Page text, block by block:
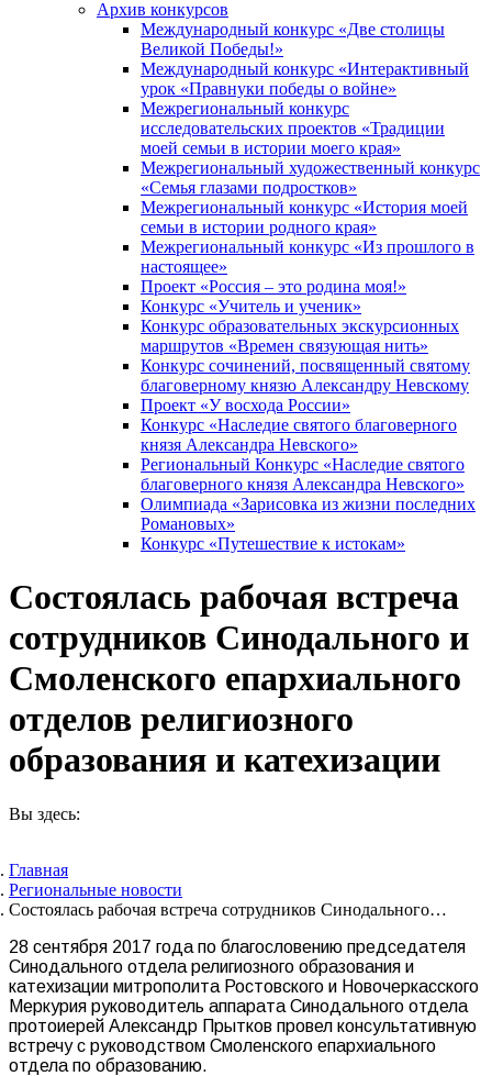
Архив конкурсов
Международный конкурс «Две столицы
Великой Победы!»
Международный конкурс «Интерактивный
урок «Правнуки победы о войне»
Межрегиональный конкурс
исследовательских проектов «Традиции
моей семьи в истории моего края»
Межрегиональный художественный конкурс
«Семья глазами подростков»
Межрегиональный конкурс «История моей
семьи в истории родного края»
Межрегиональный конкурс «Из прошлого в
настоящее»
Проект «Россия – это родина моя!»
Конкурс «Учитель и ученик»
Конкурс образовательных экскурсионных
маршрутов «Времен связующая нить»
Конкурс сочинений, посвященный святому
благоверному князю Александру Невскому
Проект «У восхода России»
Конкурс «Наследие святого благоверного
князя Александра Невского»
Региональный Конкурс «Наследие святого
благоверного князя Александра Невского»
Олимпиада «Зарисовка из жизни последних
Романовых»
Конкурс «Путешествие к истокам»
Состоялась рабочая встреча
сотрудников Синодального и
Смоленского епархиального
отделов религиозного
образования и катехизации
Вы здесь:
Главная
Pегиональные новости
Состоялась рабочая встреча сотрудников Синодального…
28 сентября 2017 года по благословению председателя
Синодального отдела религиозного образования и
катехизации митрополита Ростовского и Новочеркасского
Меркурия руководитель аппарата Синодального отдела
протоиерей Александр Прытков провел консультативную
встречу с руководством Смоленского епархиального
отдела по образованию.